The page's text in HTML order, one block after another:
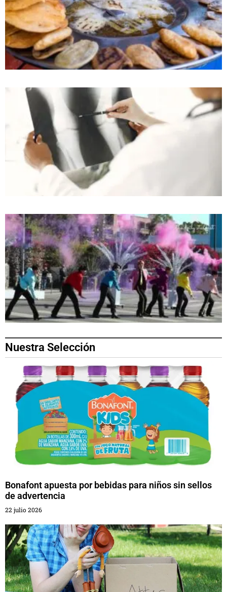
Nuestra Selección
Bonafont apuesta por bebidas para niños sin sellos
de advertencia
22 julio 2026